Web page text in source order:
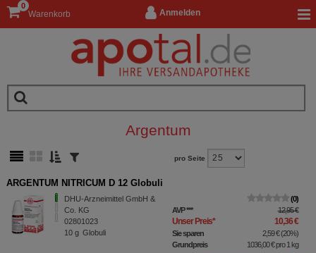
Anmelden
Warenkorb
0
Argentum
pro Seite
ARGENTUM NITRICUM D 12 Globuli
DHU-Arzneimittel GmbH &
Co. KG
02801023
10 g Globuli
0
AVP*** 12,95 €
Unser Preis* 10,36 €
Sie sparen 2,59 €(20%)
Grundpreis
1036,00 €pro 1 kg